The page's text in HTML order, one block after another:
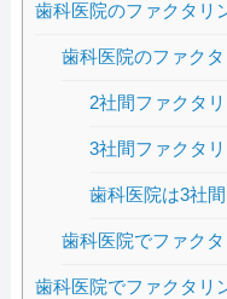
歯科医院のファクタリ
歯科医院のファク
2社間ファクタ
3社間ファクタ
歯科医院は3社
歯科医院でファク
歯科医院でファクタリ